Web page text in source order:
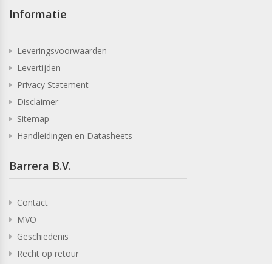
Informatie
Leveringsvoorwaarden
Levertijden
Privacy Statement
Disclaimer
Sitemap
Handleidingen en Datasheets
Barrera B.V.
Contact
MVO
Geschiedenis
Recht op retour